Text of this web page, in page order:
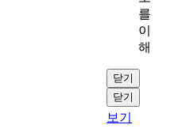
를
이
해
닫기
닫기
보기